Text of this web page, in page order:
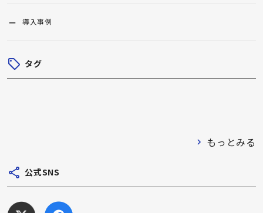
導入事例
タグ
もっとみる
公式SNS